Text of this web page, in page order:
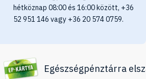
hétköznap 08:00 és 16:00 között, +36
52 951 146 vagy +36 20 574 0759.
Egészségpénztárra